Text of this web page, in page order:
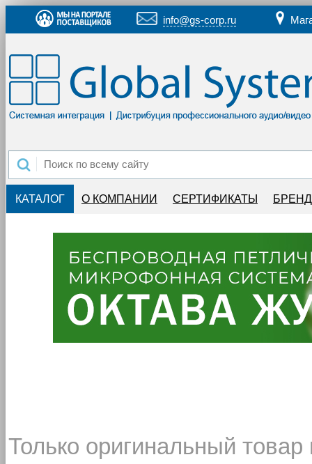
info@gs-corp.ru
КАТАЛОГ О КОМПАНИИ СЕРТИФИКАТЫ
Только оригинальный